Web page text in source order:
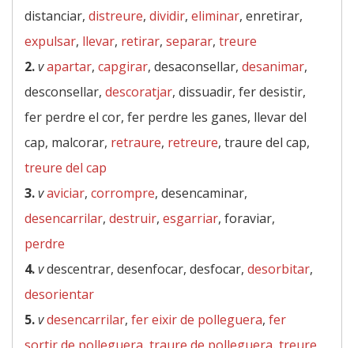
distanciar, distreure, dividir, eliminar, enretirar,
expulsar, llevar, retirar, separar, treure
2.vapartar, capgirar, desaconsellar, desanimar,
desconsellar, descoratjar, dissuadir, fer desistir,
fer perdre el cor, fer perdre les ganes, llevar del
cap, malcorar, retraure, retreure, traure del cap,
treure del cap
3.vaviciar, corrompre, desencaminar,
desencarrilar, destruir, esgarriar, foraviar,
perdre
4.vdescentrar, desenfocar, desfocar, desorbitar,
desorientar
5.vdesencarrilar, fer eixir de polleguera, fer